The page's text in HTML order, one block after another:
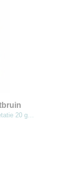
20 g…